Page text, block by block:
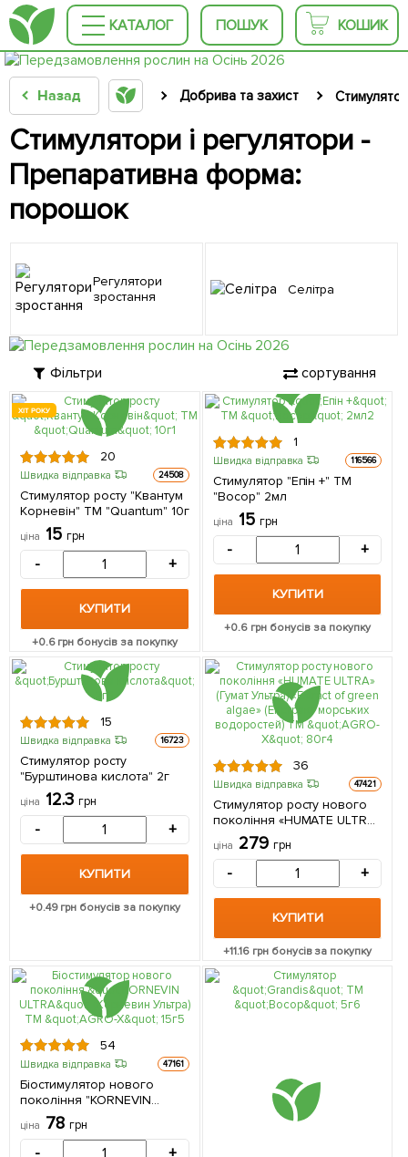
КАТАЛОГ ПОШУК КОШИК
Назад Добрива та захист
Стимулятори і регулятори -
Препаративна форма:
порошок
Регулятори
зростання
Селітра
Фільтри сортування
ХІТ РОКУ
20
Швидка відправка 24508
Стимулятор росту "Квантум
Корневін" ТМ "Quantum" 10г
ціна 15 грн
- +
КУПИТИ
+0.6грн бонусів за покупку
1
Швидка відправка 116566
Стимулятор "Епін +" ТМ
"Восор" 2мл
ціна 15 грн
- +
КУПИТИ
+0.6 грн бонусів за покупку
15
Швидка відправка 16723
Стимулятор росту
"Бурштинова кислота" 2г
ціна 12.3 грн
- +
КУПИТИ
+0.49грн бонусів за покупку
36
Швидка відправка 47421
Стимулятор росту нового
покоління «HUMATE ULTRA»
(Гумат Ультра) «Extract of
green algae» (Екстракт
морських водоростей) ТМ
"AGRO-X" 80г
ціна 279 грн
- +
КУПИТИ
+11.16грн бонусів за покупку
54
Швидка відправка 47161
Біостимулятор нового
покоління "KORNEVIN
ULTRA" (Корневин Ультра)
ТМ "AGRO-X" 15г
ціна 78 грн
- +